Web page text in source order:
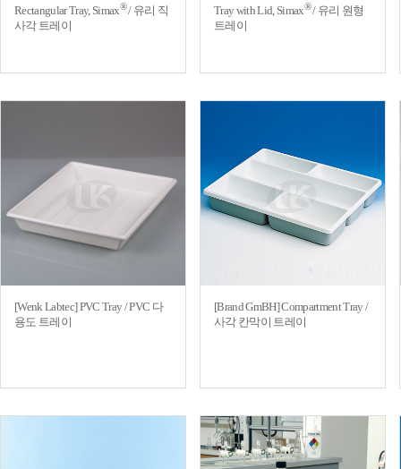
Rectangular Tray, Simax®/ 유리 직
사각 트레이
Tray with Lid, Simax®/ 유리 원형
트레이
[Wenk Labtec] PVC Tray / PVC 다
용도 트레이
[Brand GmBH] Compartment Tray /
사각 칸막이 트레이